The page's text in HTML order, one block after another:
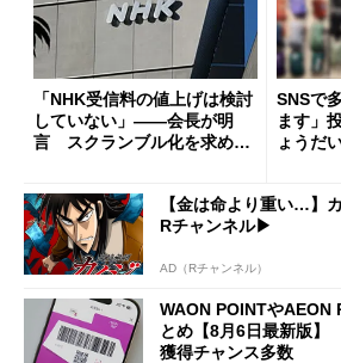
「NHK受信料の値上げは検討
していない」――会長が明
言 スクランブル化を求める
SNSで
ます」
ょうだ
【金は命より重い…】
Rチャンネル▶︎
AD（Rチャンネル）
WAON POINTやAEON
とめ【8月6日最新版
獲得チャンス多数